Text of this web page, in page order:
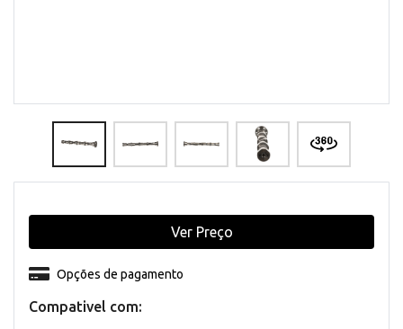
Compativel com:
Opções de pagamento
Ver Preço